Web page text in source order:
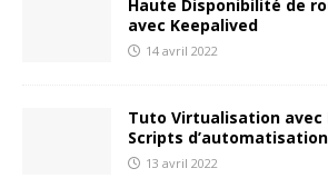
Haute Disponibilité de
avec Keepalived
14 avril 2022
Tuto Virtualisation avec
Scripts d’automatisation
13 avril 2022